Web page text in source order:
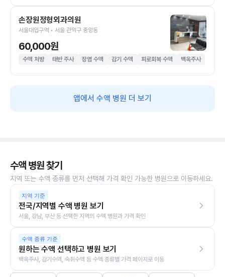
손장원정형외과의원
서울대입구역 • 서울 관악구 중앙동
60,000원
수액 처방 태반 주사 장염 수액 감기 수액 피로회복 수액 백옥주사
앱에서 수액 병원 더 보기
수액 병원 찾기
지역 또는 수액 종류를 먼저 선택해 가격 확인 가능한 병원으로 이동하세요.
지역 기준
전국/지역별 수액 병원 보기
서울, 강남, 부산 등 선택한 지역의 수액 병원과 가격 확인
수액 종류 기준
원하는 수액 선택하고 병원 보기
백옥주사, 감기수액, 숙취수액 등 수액 종류별 가격 페이지로 이동